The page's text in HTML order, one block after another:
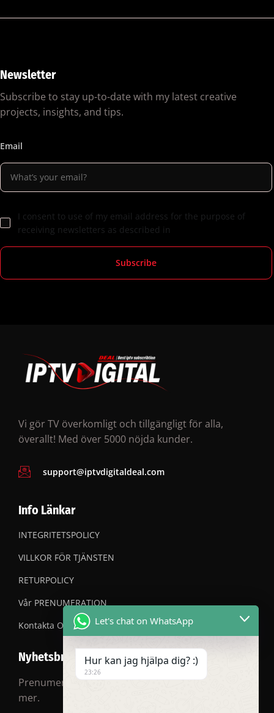
Newsletter
Subscribe to stay up-to-date with my latest creative
projects, insights, and tips.
Email
I consent to use of my email address for the purpose of
receiving newsletters as described in
Vi gör TV överkomligt och tillgängligt för alla,
överallt! Med över 5000 nöjda kunder.
support@iptvdigitaldeal.com
Info Länkar
INTEGRITETSPOLICY
VILLKOR FÖR TJÄNSTEN
RETURPOLICY
Vår PRENUMERATION
Kontakta OSS
Nyhetsbrev
Prenumerera på vårt nyhetsbrev för rabatter och
mer.
Let's chat on WhatsApp
Hur kan jag hjälpa dig? :)
23:26